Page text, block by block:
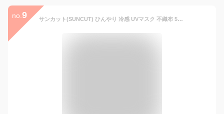
no. 9 サンカット(SUNCUT) ひんやり 冷感 UVマスク 不織布 5枚入 ＆ プライバシー(PRIVACY) メイクの上からUVカット UVパウダー50 3.5g コーセーコスメポート(KOSE COSMEPORT) 黒龍堂(kokuryudo)【送料無料(北海道除く)】